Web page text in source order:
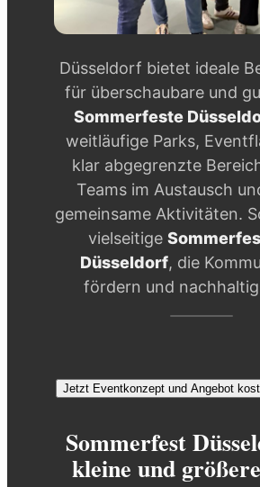
Düsseldorf bietet ideale
für überschaubare und
Sommerfeste
weitläufige Parks,
klar abgegrenzte
Teams im Austausch
gemeinsame Aktivitäten.
vielseitige
Düsseldorf, die
fördern und
Jetzt Eventkonzept und Angebot
Sommerfest
kleine und